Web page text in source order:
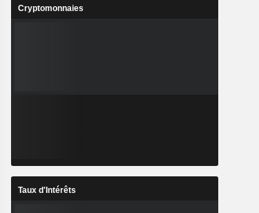
Cryptomonnaies
Taux d'Intérêts